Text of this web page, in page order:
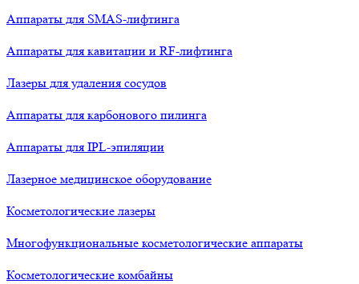
Аппараты для SMAS-лифтинга
Аппараты для кавитации и RF-лифтинга
Лазеры для удаления сосудов
Аппараты для карбонового пилинга
Аппараты для IPL-эпиляции
Лазерное медицинское оборудование
Косметологические лазеры
Многофункциональные косметологические аппараты
Косметологические комбайны